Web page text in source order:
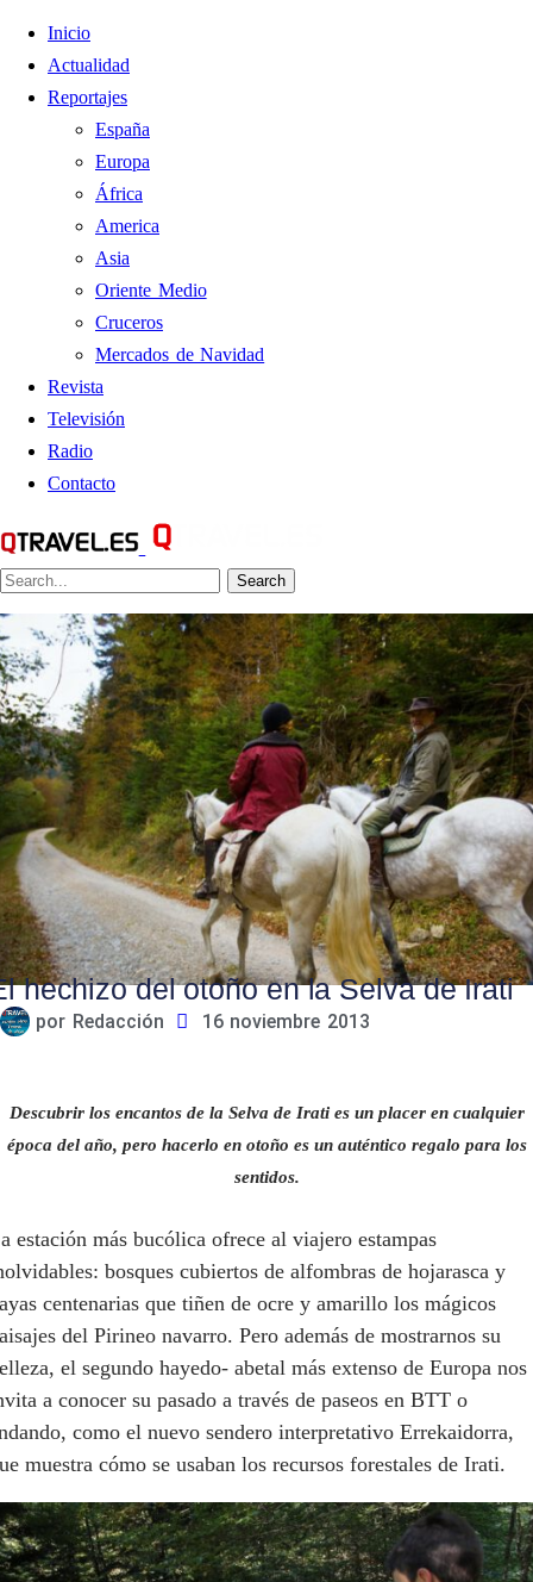
Inicio
Actualidad
Reportajes
España
Europa
África
America
Asia
Oriente Medio
Cruceros
Mercados de Navidad
Revista
Televisión
Radio
Contacto
Search
hechizo del otoño en la Selva de Irati
por Redacción 16 noviembre 2013
Descubrir los encantos de la Selva de Irati es un placer en cualquier
época del año, pero hacerlo en otoño es un auténtico regalo para los
sentidos.
estación más bucólica ofrece al viajero estampas
bosques cubiertos de alfombras de hojarasca y
centenarias que tiñen de ocre y amarillo los mágicos
del Pirineo navarro. Pero además de mostrarnos su
el segundo hayedo- abetal más extenso de Europa nos
a conocer su pasado a través de paseos en BTT o
como el nuevo sendero interpretativo Errekaidorra,
muestra cómo se usaban los recursos forestales de Irati.